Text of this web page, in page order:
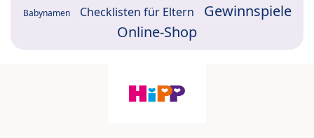
Babynamen Checklisten für Eltern
Gewinnspiele
Online-Shop